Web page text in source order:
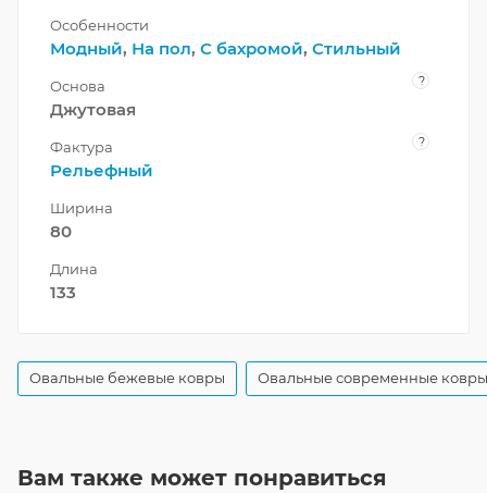
Особенности
Модный, На пол, С бахромой, Стильный
Основа ?
Джутовая
Фактура ?
Рельефный
Ширина
80
Длина
133
Овальные бежевые ковры Овальные современные ковры
Вам также может понравиться